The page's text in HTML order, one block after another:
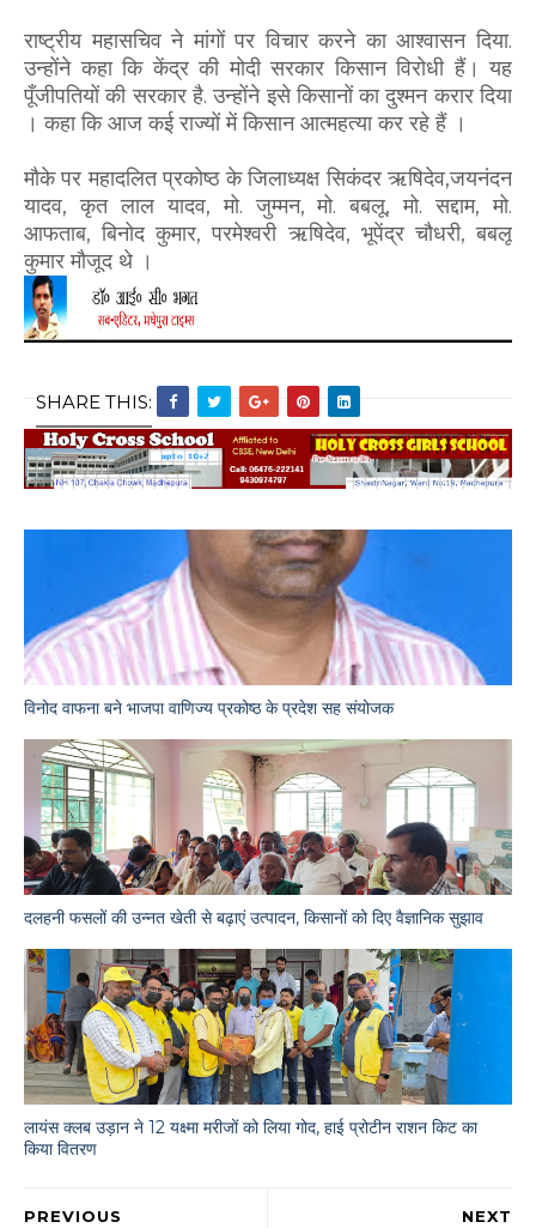
राष्ट्रीय महासचिव ने मांगों पर विचार करने का आश्वासन दिया.
उन्होंने कहा कि केंद्र की मोदी सरकार किसान विरोधी हैं। यह
पूँजीपतियों की सरकार है. उन्होंने इसे किसानों का दुश्मन करार दिया
। कहा कि आज कई राज्यों में किसान आत्महत्या कर रहे हैं ।
मौके पर महादलित प्रकोष्ठ के जिलाध्यक्ष सिकंदर ऋषिदेव,जयनंदन
यादव, कृत लाल यादव, मो. जुम्मन, मो. बबलू, मो. सद्दाम, मो.
आफताब, बिनोद कुमार, परमेश्वरी ऋषिदेव, भूपेंद्र चौधरी, बबलू
कुमार मौजूद थे ।
SHARE THIS:
विनोद वाफना बने भाजपा वाणिज्य प्रकोष्ठ के प्रदेश सह संयोजक
दलहनी फसलों की उन्नत खेती से बढ़ाएं उत्पादन, किसानों को दिए वैज्ञानिक सुझाव
लायंस क्लब उड़ान ने 12 यक्ष्मा मरीजों को लिया गोद, हाई प्रोटीन राशन किट का
किया वितरण
NEXT
PREVIOUS